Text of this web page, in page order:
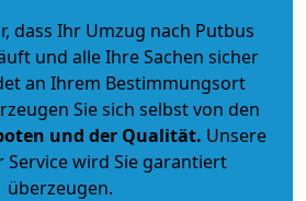
dass Ihr Umzug nach Putbus
und alle Ihre Sachen sicher
an Ihrem Bestimmungsort
Sie sich selbst von den
und der Qualität. Unsere
Service wird Sie garantiert
überzeugen.